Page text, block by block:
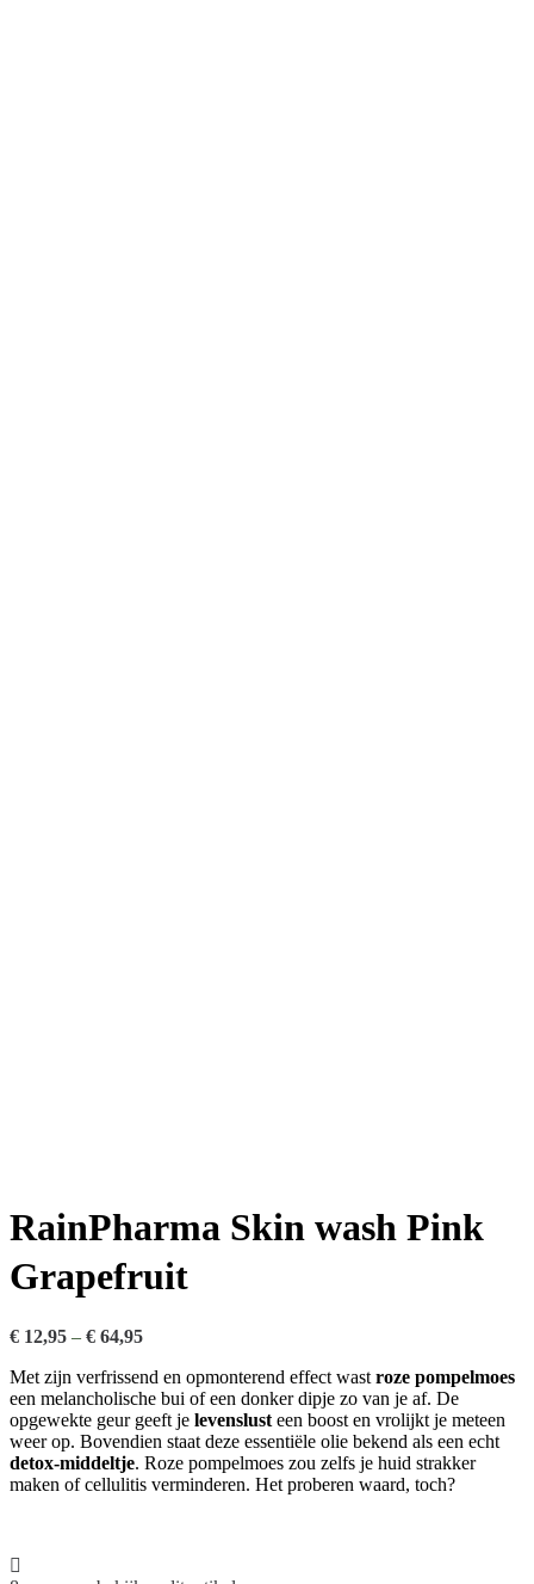
RainPharma Skin wash Pink
Grapefruit
€ 12,95 – € 64,95
Met zijn verfrissend en opmonterend effect wastroze pompelmoes
een melancholische bui of een donker dipje zo van je af. De
opgewekte geur geeft je levenslusteen boost en vrolijkt je meteen
weer op. Bovendien staat deze essentiële olie bekend als een echt
detox-middeltje. Roze pompelmoes zou zelfs je huid strakker
maken of cellulitis verminderen. Het proberen waard, toch?